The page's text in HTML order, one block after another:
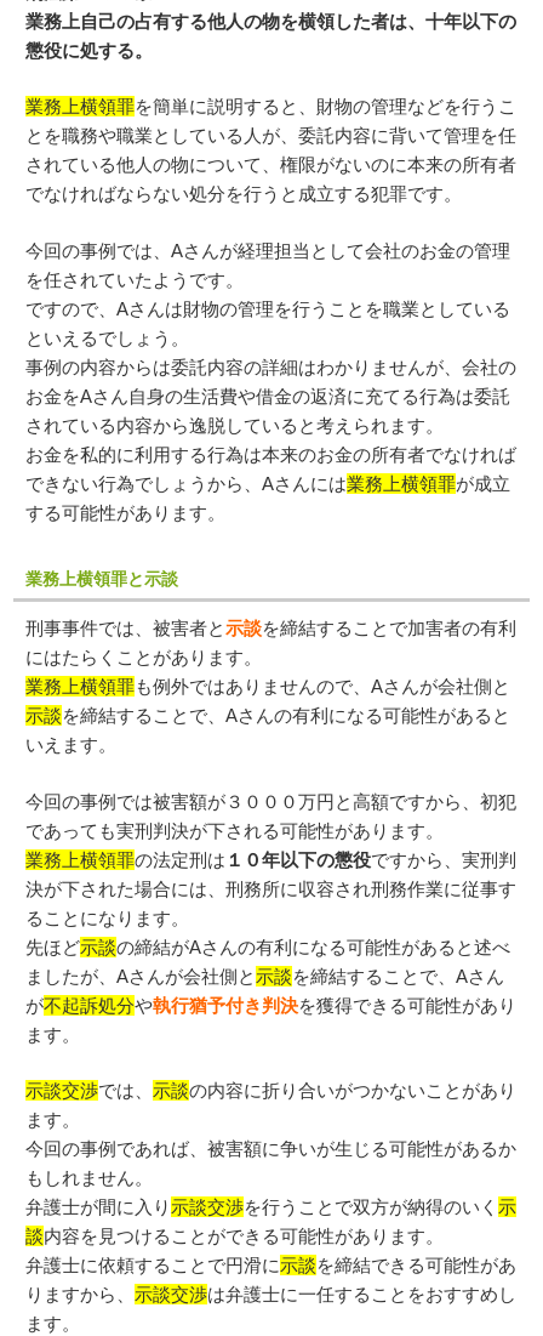
業務上自己の占有する他人の物を横領した者は、十年以下の
懲役に処する。
業務上横領罪を簡単に説明すると、財物の管理などを行うこ
とを職務や職業としている人が、委託内容に背いて管理を任
されている他人の物について、権限がないのに本来の所有者
でなければならない処分を行うと成立する犯罪です。
今回の事例では、Aさんが経理担当として会社のお金の管理
を任されていたようです。
ですので、Aさんは財物の管理を行うことを職業としている
といえるでしょう。
事例の内容からは委託内容の詳細はわかりませんが、会社の
お金をAさん自身の生活費や借金の返済に充てる行為は委託
されている内容から逸脱していると考えられます。
お金を私的に利用する行為は本来のお金の所有者でなければ
できない行為でしょうから、Aさんには業務上横領罪が成立
する可能性があります。
業務上横領罪と示談
刑事事件では、被害者と示談を締結することで加害者の有利
にはたらくことがあります。
業務上横領罪も例外ではありませんので、Aさんが会社側と
示談を締結することで、Aさんの有利になる可能性があると
いえます。
今回の事例では被害額が３０００万円と高額ですから、初犯
であっても実刑判決が下される可能性があります。
業務上横領罪の法定刑は １０年以下の懲役ですから、実刑判
決が下された場合には、刑務所に収容され刑務作業に従事す
ることになります。
先ほど示談の締結がAさんの有利になる可能性があると述べ
ましたが、Aさんが会社側と 示談を締結することで、Aさん
が不起訴処分や執行猶予付き判決を獲得できる可能性があり
ます。
示談交渉では、 示談の内容に折り合いがつかないことがあり
ます。
今回の事例であれば、被害額に争いが生じる可能性があるか
もしれません。
弁護士が間に入り 示談交渉を行うことで双方が納得のいく 示
談内容を見つけることができる可能性があります。
弁護士に依頼することで円滑に示談を締結できる可能性があ
りますから、 示談交渉は弁護士に一任することをおすすめし
ます。